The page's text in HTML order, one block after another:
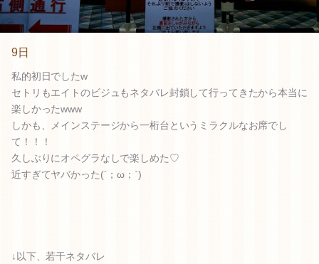
9日
私的初日でしたw
セトリもエイトのビジュもネタバレ封鎖して行ってきたから本当に
楽しかったwww
しかも、メインステージから一桁台というミラクルなお席でし
て！！！
久しぶりにオペグラなしで楽しめた♡
近すぎてヤバかった(´；ω；`)
↓以下、若干ネタバレ